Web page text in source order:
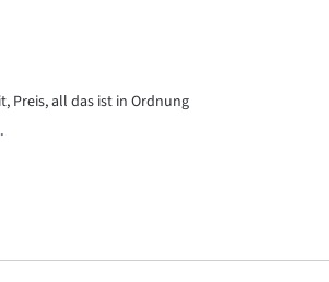
Preis, all das ist in Ordnung